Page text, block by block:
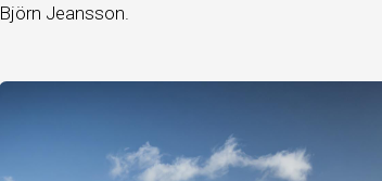
Björn Jeansson.